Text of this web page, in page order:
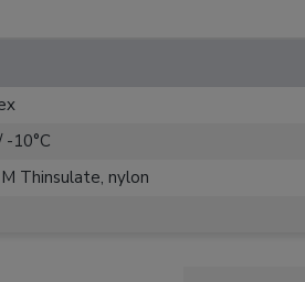
-10°C
Thinsulate, nylon